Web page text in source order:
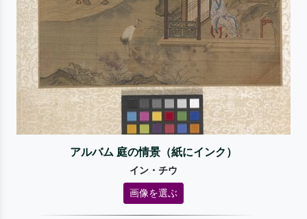
アルバム 庭の情景（紙にインク）
イン・チウ
画像を選ぶ